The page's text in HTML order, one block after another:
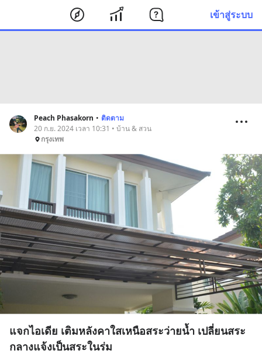
เข้าสู่ระบบ
Peach Phasakorn • ติดตาม
20 ก.ย. 2024 เวลา 10:31 • บ้าน & สวน
กรุงเทพ
แจกไอเดีย เติมหลังคาใสเหนือสระว่ายน้ำ เปลี่ยนสระ
กลางแจ้งเป็นสระในร่ม